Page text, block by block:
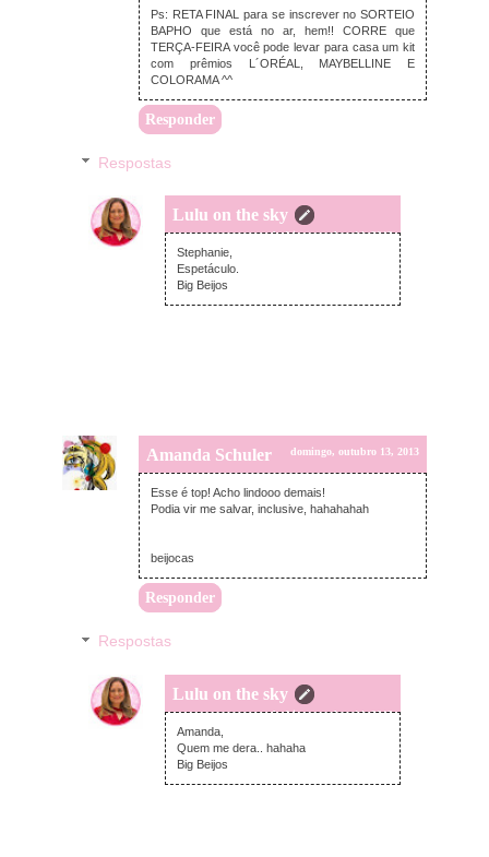
Ps: RETA FINAL para se inscrever no SORTEIO
BAPHO que está no ar, hem!! CORRE que
TERÇA-FEIRA você pode levar para casa um kit
com prêmios L´ORÉAL, MAYBELLINE E
COLORAMA ^^
Responder
Respostas
Lulu on the sky
segunda-feira, outubro 14, 2013
Stephanie,
Espetáculo.
Big Beijos
Amanda Schuler domingo, outubro 13, 2013
Esse é top! Acho lindooo demais!
Podia vir me salvar, inclusive, hahahahah
beijocas
Responder
Respostas
Lulu on the sky
segunda-feira, outubro 14, 2013
Amanda,
Quem me dera.. hahaha
Big Beijos